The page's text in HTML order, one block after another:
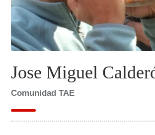
Jose Miguel
Comunidad TAE